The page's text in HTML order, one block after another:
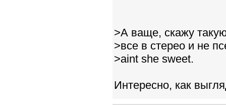
>А ваще, скажу
>все в стерео и не
>aint she sweet.
Интересно, как